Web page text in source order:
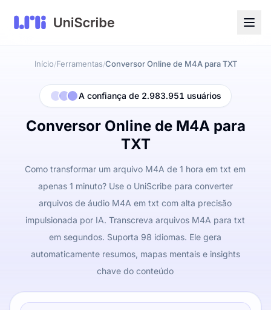
Início/Ferramentas/Conversor Online de M4A para TXT
A confiança de 2.983.951 usuários
Conversor Online de M4A para
TXT
Como transformar um arquivo M4A de 1 hora em txt em
apenas 1 minuto? Use o UniScribe para converter
arquivos de áudio M4A em txt com alta precisão
impulsionada por IA. Transcreva arquivos M4A para txt
em segundos. Suporta 98 idiomas. Ele gera
automaticamente resumos, mapas mentais e insights
chave do conteúdo